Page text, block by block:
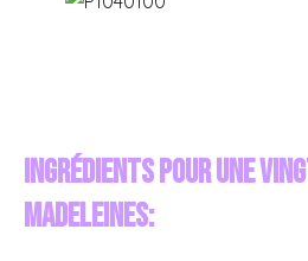
Ingrédients pour une
madeleines: